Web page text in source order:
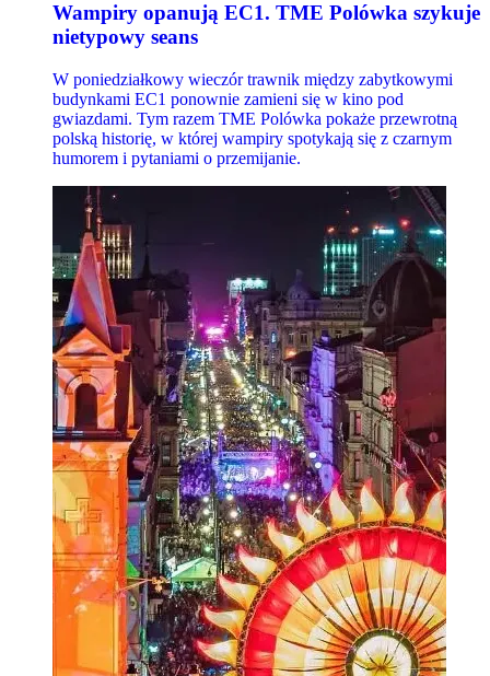
Wampiry opanują EC1. TME Polówka szykuje
nietypowy seans
W poniedziałkowy wieczór trawnik między zabytkowymi
budynkami EC1 ponownie zamieni się w kino pod
gwiazdami. Tym razem TME Polówka pokaże przewrotną
polską historię, w której wampiry spotykają się z czarnym
humorem i pytaniami o przemijanie.